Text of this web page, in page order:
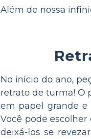
Além de nossa
No início do ano,
retrato de turma! O
em papel grande e
Você pode
deixá-los se